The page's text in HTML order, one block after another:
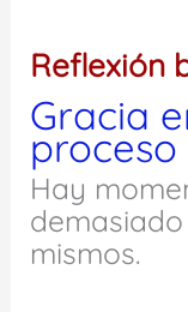
Reflexión
Gracia
proceso
Hay
mismos.